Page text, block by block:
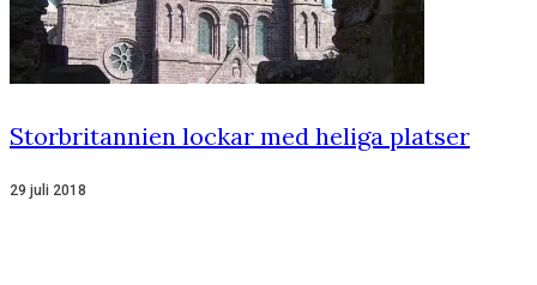
Storbritannien lockar med heliga platser
29 juli 2018